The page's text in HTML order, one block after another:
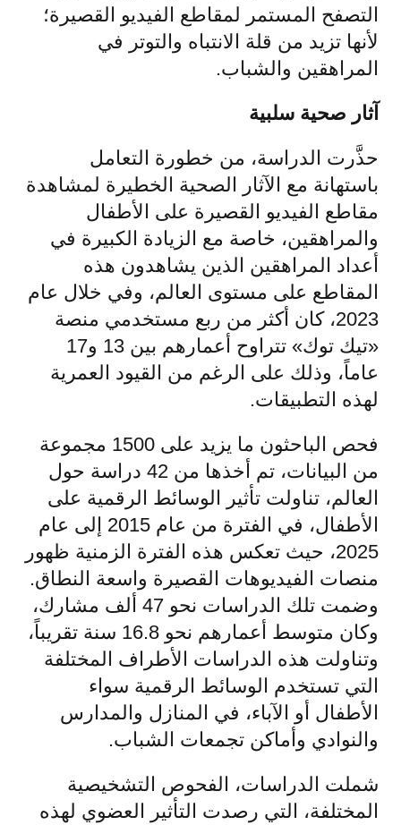
التصفح المستمر لمقاطع الفيديو القصيرة؛
لأنها تزيد من قلة الانتباه والتوتر في
المراهقين والشباب.
آثار صحية سلبية
حذَّرت الدراسة، من خطورة التعامل
باستهانة مع الآثار الصحية الخطيرة لمشاهدة
مقاطع الفيديو القصيرة على الأطفال
والمراهقين، خاصة مع الزيادة الكبيرة في
أعداد المراهقين الذين يشاهدون هذه
المقاطع على مستوى العالم، وفي خلال عام
2023، كان أكثر من ربع مستخدمي منصة
«تيك توك» تتراوح أعمارهم بين 13 و17
عاماً، وذلك على الرغم من القيود العمرية
لهذه التطبيقات.
فحص الباحثون ما يزيد على 1500 مجموعة
من البيانات، تم أخذها من 42 دراسة حول
العالم، تناولت تأثير الوسائط الرقمية على
الأطفال، في الفترة من عام 2015 إلى عام
2025، حيث تعكس هذه الفترة الزمنية ظهور
منصات الفيديوهات القصيرة واسعة النطاق.
وضمت تلك الدراسات نحو 47 ألف مشارك،
وكان متوسط أعمارهم نحو 16.8 سنة تقريباً،
وتناولت هذه الدراسات الأطراف المختلفة
التي تستخدم الوسائط الرقمية سواء
الأطفال أو الآباء، في المنازل والمدارس
والنوادي وأماكن تجمعات الشباب.
شملت الدراسات، الفحوص التشخيصية
المختلفة، التي رصدت التأثير العضوي لهذه